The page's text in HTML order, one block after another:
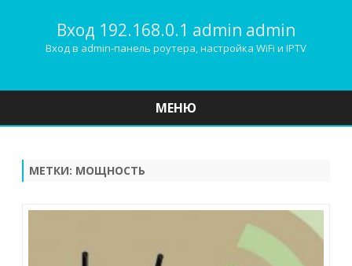
Вход 192.168.0.1 admin admin
Вход в admin-панель роутера, настройка WiFi и IPTV
МЕНЮ
МЕТКИ: МОЩНОСТЬ